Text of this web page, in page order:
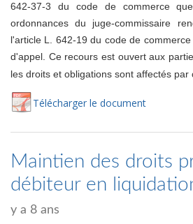
642-37-3 du code de commerce
ordonnances du juge-commissaire
l'article L. 642-19 du code de
d'appel. Ce recours est ouvert aux
les droits et obligations sont affectés par
Télécharger le document
Maintien des droits
débiteur en
y a 8 ans